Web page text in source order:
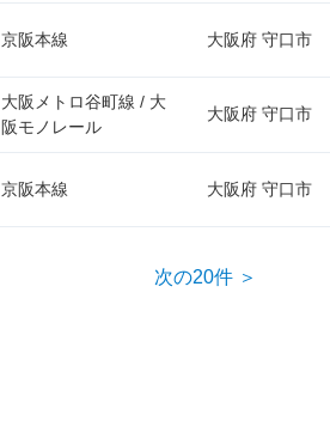
京阪本線 大阪府 守口市
大阪メトロ谷町線 / 大
阪モノレール
大阪府 守口市
京阪本線 大阪府 守口市
次の20件 ＞